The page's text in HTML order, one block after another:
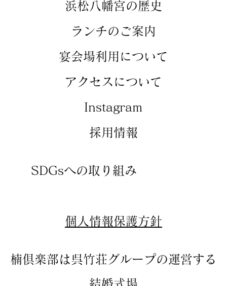
​浜松八幡宮の歴史
​ランチのご案内
​宴会場利用について
アクセスについて
​Instagram
​個人情報保護方針
SDGsへの取り組み
​採用情報
楠倶楽部は呉竹荘グループの運営する
結婚式場